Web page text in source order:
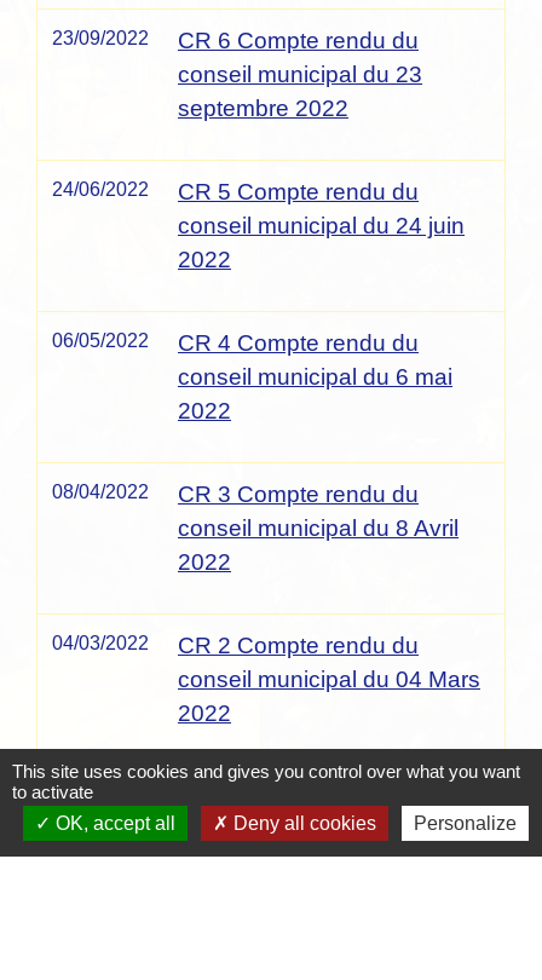
23/09/2022
CR 6 Compte rendu du
conseil municipal du 23
septembre 2022
24/06/2022
CR 5 Compte rendu du
conseil municipal du 24 juin
2022
06/05/2022
CR 4 Compte rendu du
conseil municipal du 6 mai
2022
08/04/2022
CR 3 Compte rendu du
conseil municipal du 8 Avril
2022
04/03/2022
CR 2 Compte rendu du
conseil municipal du 04 Mars
2022
1-2-3- 4-5-6-7-8 -10-11-12-13
This site uses cookies and gives you control over what you want
to activate
OK, accept all
Deny all cookies Personalize